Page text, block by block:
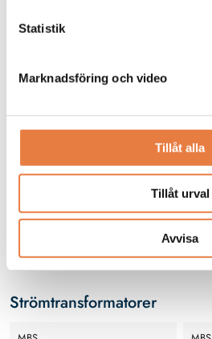
Statistik
Marknadsföring och video
Tillåt alla
Tillåt urval
Avvisa
Kopplingsplint Z2.11 för
lågspänningsnät
990 kr
Strömtransformatorer